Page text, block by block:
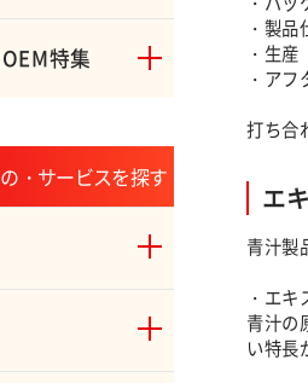
特集
・サービスを探す
・製
・生産
・ア
打ち合
エ
青汁製
・エ
青汁の
い特長